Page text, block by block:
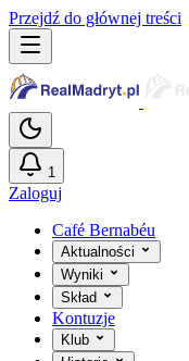
Przejdź do głównej treści
1
Zaloguj
Café Bernabéu
Aktualności
Wyniki
Skład
Kontuzje
Klub